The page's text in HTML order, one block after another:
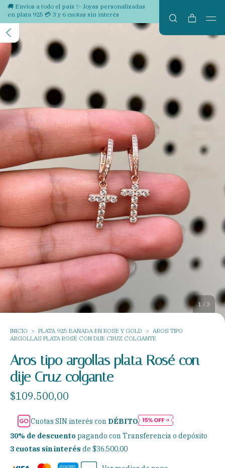
🚚 Envíos a todo el país ✨ Joyas personalizadas
en plata 925 💳 3 y 6 cuotas sin interés
1 / 3
INICIO > PLATA 925 BAÑADA EN ROSE Y GOLD > AROS TIPO
ARGOLLAS PLATA ROSÉ CON DIJE CRUZ COLGANTE
Aros tipo argollas plata Rosé con
dije Cruz colgante
$109.500,00
Cuotas SIN interés con DÉBITO
30% de descuento pagando con Transferencia o depósito
3 cuotas sin interés de $36.500,00